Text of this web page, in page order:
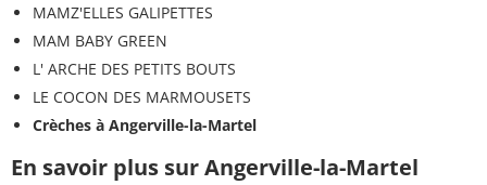
MAMZ'ELLES GALIPETTES
MAM BABY GREEN
L' ARCHE DES PETITS BOUTS
LE COCON DES MARMOUSETS
Crèches à Angerville-la-Martel
En savoir plus sur Angerville-la-Martel